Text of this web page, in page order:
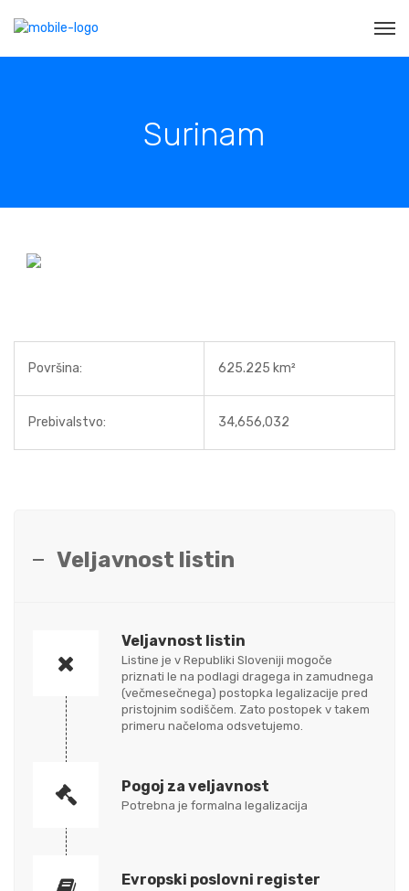
Surinam
Površina: 625.225 km²
Prebivalstvo: 34,656,032
Veljavnost listin
Veljavnost listin
Listine je v Republiki Sloveniji mogoče
priznati le na podlagi dragega in zamudnega
(večmesečnega) postopka legalizacije pred
pristojnim sodiščem. Zato postopek v takem
primeru načeloma odsvetujemo.
Pogoj za veljavnost
Potrebna je formalna legalizacija
Evropski poslovni register